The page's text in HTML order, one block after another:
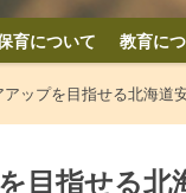
育について 教育に
アップを目指せる北海道
目指せる北